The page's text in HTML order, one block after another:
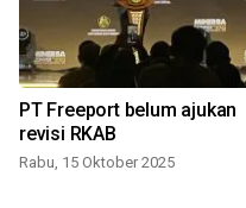
PT Freeport belum ajukan
revisi RKAB
Rabu, 15 Oktober 2025